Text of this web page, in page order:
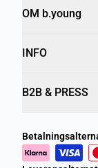
OM b.young
INFO
B2B & PRESS